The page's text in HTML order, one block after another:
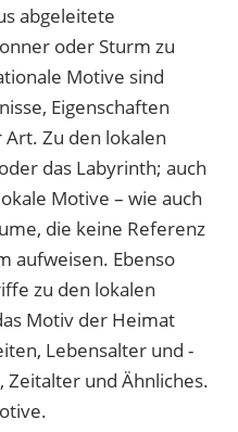
abgeleitete
oder Sturm zu
Motive sind
Eigenschaften
Zu den lokalen
das Labyrinth; auch
Motive – wie auch
die keine Referenz
aufweisen. Ebenso
zu den lokalen
Motiv der Heimat
Lebensalter und -
Zeitalter und Ähnliches.